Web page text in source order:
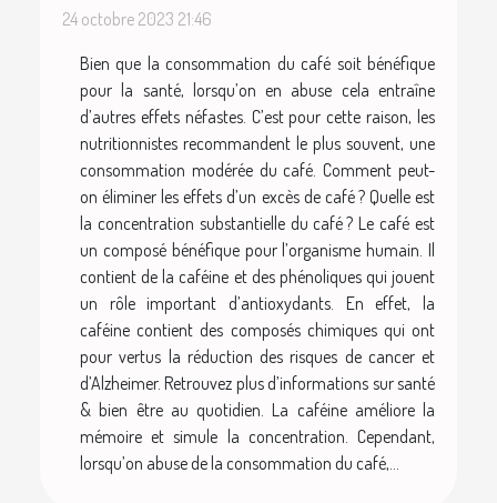
24 octobre 2023 21:46
Bien que la consommation du café soit bénéfique
pour la santé, lorsqu’on en abuse cela entraîne
d’autres effets néfastes. C’est pour cette raison, les
nutritionnistes recommandent le plus souvent, une
consommation modérée du café. Comment peut-
on éliminer les effets d’un excès de café ? Quelle est
la concentration substantielle du café ? Le café est
un composé bénéfique pour l’organisme humain. Il
contient de la caféine et des phénoliques qui jouent
un rôle important d’antioxydants. En effet, la
caféine contient des composés chimiques qui ont
pour vertus la réduction des risques de cancer et
d’Alzheimer. Retrouvez plus d’informations sur santé
& bien être au quotidien. La caféine améliore la
mémoire et simule la concentration. Cependant,
lorsqu’on abuse de la consommation du café,...